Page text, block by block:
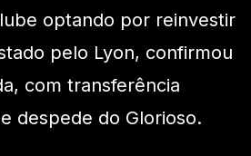
optando por reinvestir
pelo Lyon, confirmou
com transferência
despede do Glorioso.